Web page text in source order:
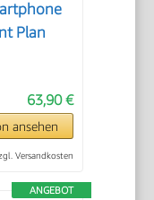
Plan
63,90 €
ansehen
Versandkosten
ANGEBOT